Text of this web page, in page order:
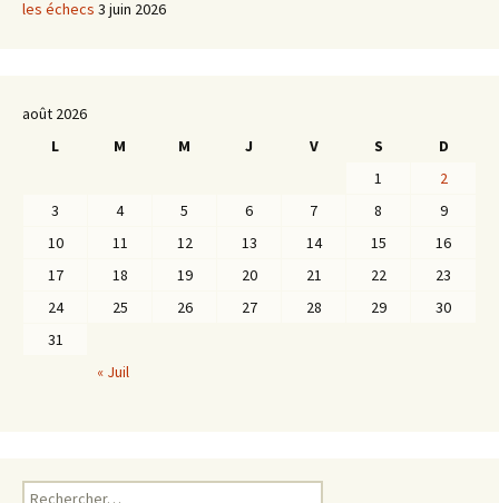
les échecs 3 juin 2026
août 2026
L
M M J V S
D
1
2
3
4 5 6 7 8
9
10
11 12 13 14 15
16
17
18 19 20 21 22
23
24
25 26 27 28 29
30
31
« Juil
Rechercher :